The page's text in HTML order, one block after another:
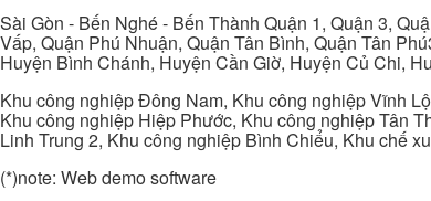
Sài Gòn - Bến Nghé - Bến Thành Quận 1, Quận 3,
Vấp, Quận Phú Nhuận, Quận Tân Bình, Quận Tân
Huyện Bình Chánh, Huyện Cần Giờ, Huyện Củ Chi,
Khu công nghiệp Đông Nam, Khu công nghiệp Vĩnh
Khu công nghiệp Hiệp Phước, Khu công nghiệp Tân
Linh Trung 2, Khu công nghiệp Bình Chiểu, Khu chế
(*)note: Web demo software